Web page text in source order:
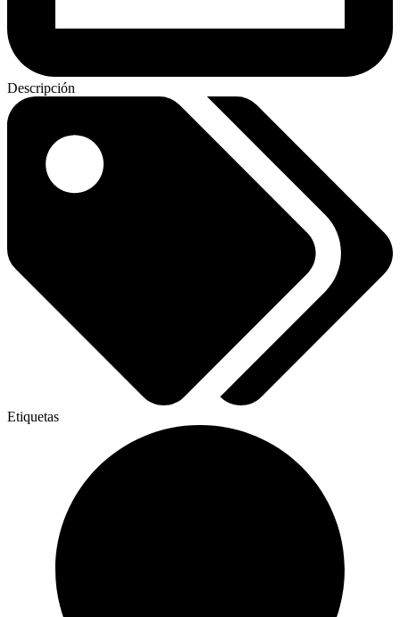
Descripción
Etiquetas